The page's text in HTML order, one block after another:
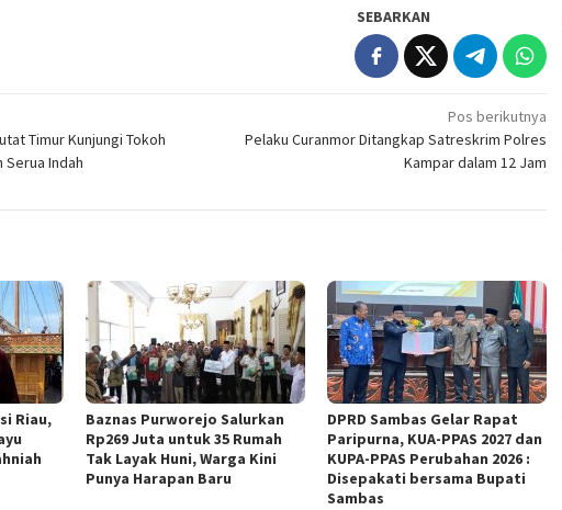
SEBARKAN
Timur Kunjungi Tokoh
Serua Indah
Pos berikutnya
Pelaku Curanmor Ditangkap Satreskrim Polres
Kampar dalam 12 Jam
Riau,
Baznas Purworejo Salurkan
Rp269 Juta untuk 35 Rumah
Tak Layak Huni, Warga Kini
Punya Harapan Baru ‎
DPRD Sambas Gelar Rapat
Paripurna, KUA-PPAS 2027 dan
KUPA-PPAS Perubahan 2026 :
Disepakati bersama Bupati
Sambas